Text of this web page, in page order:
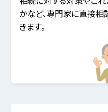
かなど、専門家に直接
きます。